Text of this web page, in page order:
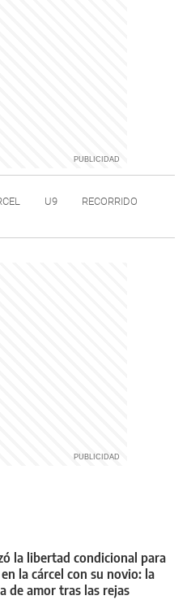
U9
RECORRIDO
la libertad condicional para
la cárcel con su novio: la
de amor tras las rejas